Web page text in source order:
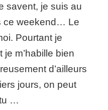
is
definitely
here…
savent, je suis au
ce weekend… Le
Pourtant je
je m’habille bien
d’ailleurs
jours, on peut
…